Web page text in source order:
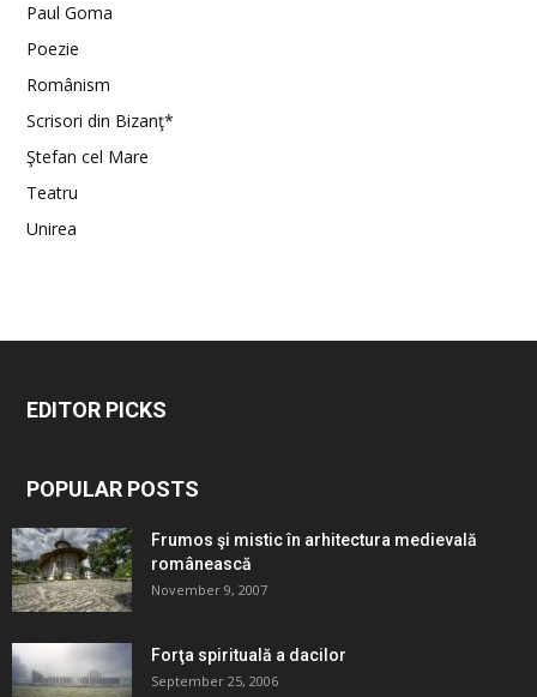
Paul Goma
Poezie
Românism
Scrisori din Bizanţ*
Ştefan cel Mare
Teatru
Unirea
EDITOR PICKS
POPULAR POSTS
Frumos şi mistic în arhitectura medievală
românească
November 9, 2007
Forţa spirituală a dacilor
September 25, 2006